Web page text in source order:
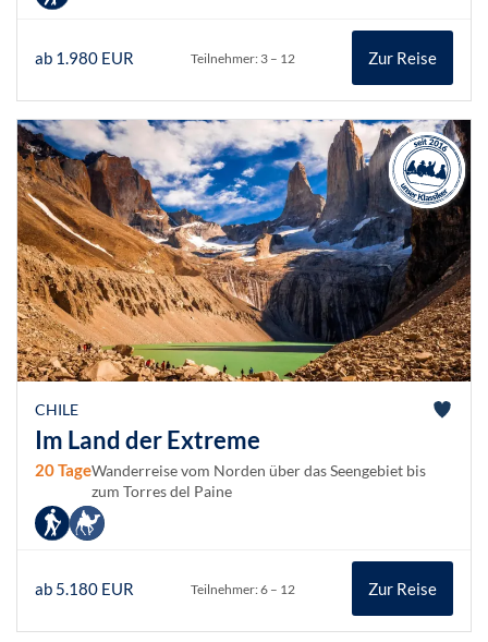
ab 1.980 EUR Teilnehmer: 3 – 12 Zur Reise
CHILE
Im Land der Extreme
20 TageWanderreise vom Norden über das Seengebiet bis
zum Torres del Paine
ab 5.180 EUR Teilnehmer: 6 – 12 Zur Reise